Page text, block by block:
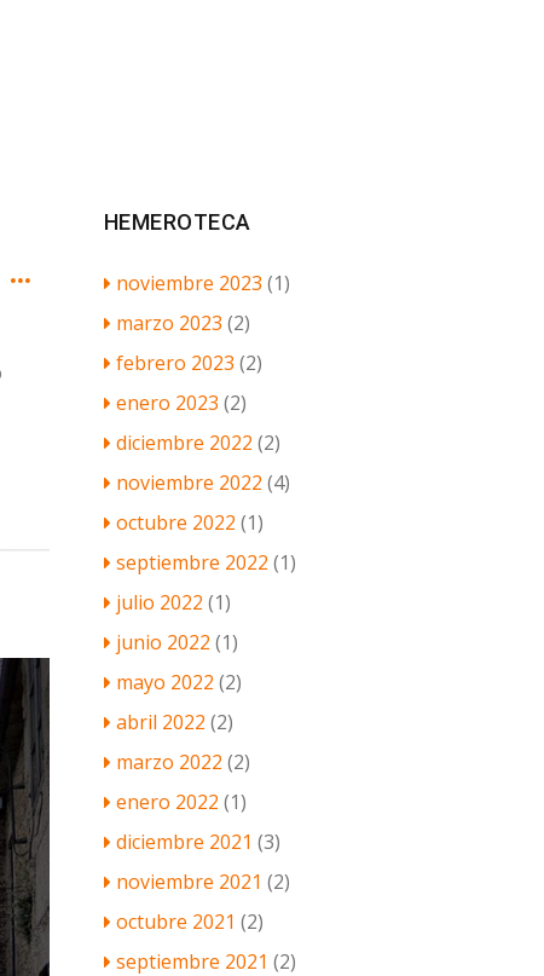
Victoria8 Restaurante y Tapas, calidad y tradición en el corazón de Triana
HEMEROTECA
noviembre 2023 (1)
marzo 2023 (2)
febrero 2023 (2)
enero 2023 (2)
diciembre 2022 (2)
noviembre 2022 (4)
octubre 2022 (1)
septiembre 2022 (1)
julio 2022 (1)
junio 2022 (1)
mayo 2022 (2)
abril 2022 (2)
marzo 2022 (2)
enero 2022 (1)
diciembre 2021 (3)
noviembre 2021 (2)
octubre 2021 (2)
septiembre 2021 (2)